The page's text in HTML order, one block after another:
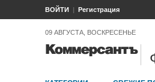
ВОЙТИ Регистрация
09 АВГУСТА, ВОСКРЕСЕНЬЕ